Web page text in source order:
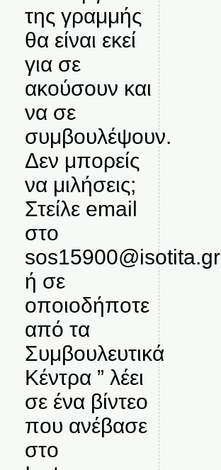
της γραμμής
θα είναι εκεί
για σε
ακούσουν και
να σε
συμβουλέψουν.
Δεν μπορείς
να μιλήσεις;
Στείλε email
στο
sos15900@isotita.gr
ή σε
οποιοδήποτε
από τα
Συμβουλευτικά
Κέντρα ” λέει
σε ένα βίντεο
που ανέβασε
στο